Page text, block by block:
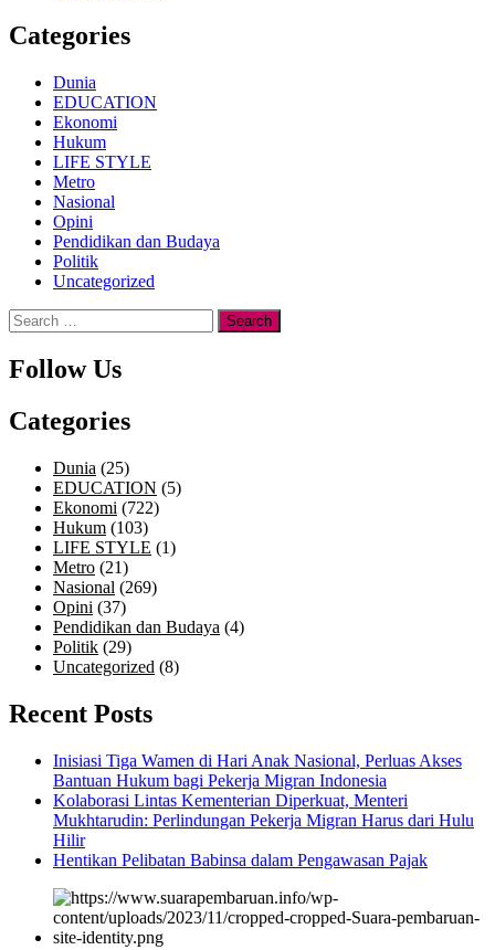
Categories
Dunia
EDUCATION
Ekonomi
Hukum
LIFE STYLE
Metro
Nasional
Opini
Pendidikan dan Budaya
Politik
Uncategorized
Search
for:
Follow Us
Categories
Dunia (25)
EDUCATION (5)
Ekonomi (722)
Hukum (103)
LIFE STYLE (1)
Metro (21)
Nasional (269)
Opini (37)
Pendidikan dan Budaya (4)
Politik (29)
Uncategorized (8)
Recent Posts
Inisiasi Tiga Wamen di Hari Anak Nasional, Perluas Akses
Bantuan Hukum bagi Pekerja Migran Indonesia
Kolaborasi Lintas Kementerian Diperkuat, Menteri
Mukhtarudin: Perlindungan Pekerja Migran Harus dari Hulu
Hilir
Hentikan Pelibatan Babinsa dalam Pengawasan Pajak